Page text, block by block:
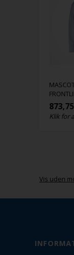
873,75
Klik for
Vis uden